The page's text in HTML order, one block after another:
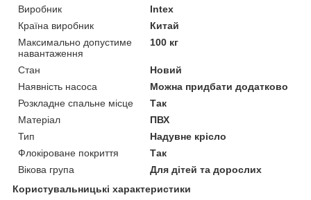
Виробник
Intex
Країна виробник
Китай
Максимально допустиме
навантаження
100 кг
Стан
Новий
Наявність насоса
Можна придбати додатково
Розкладне спальне місце
Так
Матеріал
ПВХ
Тип
Надувне крісло
Флокіроване покриття
Так
Вікова група
Для дітей та дорослих
Користувальницькі характеристики